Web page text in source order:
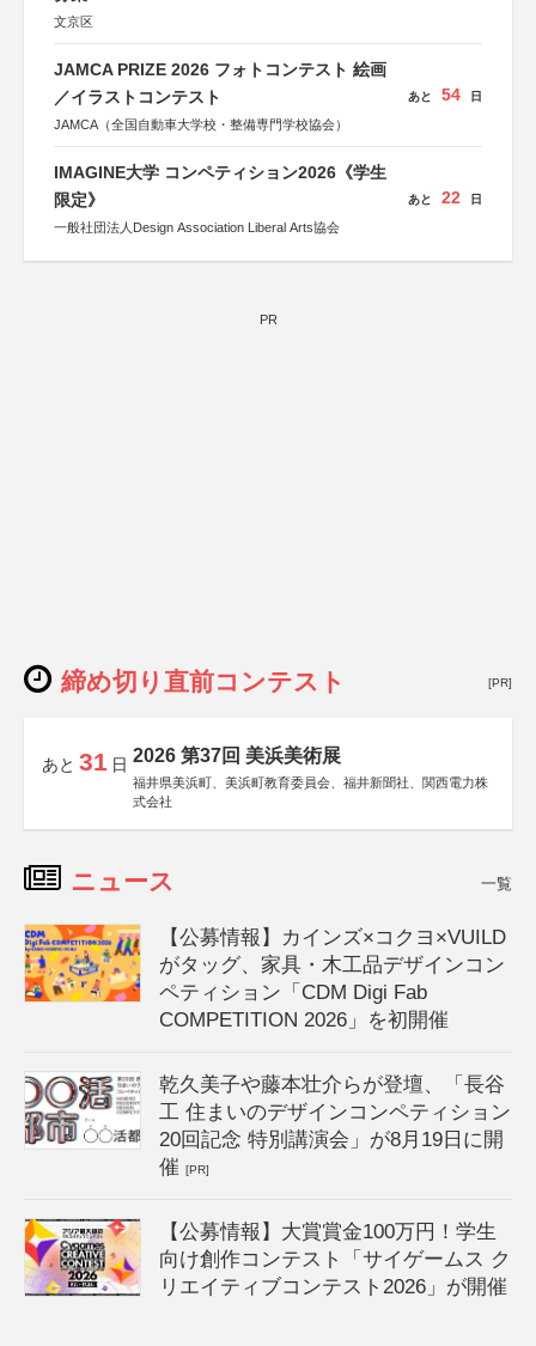
文京区
JAMCA PRIZE 2026 フォトコンテスト 絵画
／イラストコンテスト
JAMCA（全国自動車大学校・整備専門学校協会）
あと 54 日
IMAGINE大学 コンペティション2026《学生
限定》
一般社団法人Design Association Liberal Arts協会
あと 22 日
PR
締め切り直前コンテスト [PR]
あと 31 日 2026 第37回 美浜美術展
福井県美浜町、美浜町教育委員会、福井新聞社、関西電力株
式会社
ニュース 一覧
【公募情報】カインズ×コクヨ×VUILD
がタッグ、家具・木工品デザインコン
ペティション「CDM Digi Fab
COMPETITION 2026」を初開催
乾久美子や藤本壮介らが登壇、「長谷
工 住まいのデザインコンペティション
20回記念 特別講演会」が8月19日に開
催[PR]
【公募情報】大賞賞金100万円！学生
向け創作コンテスト「サイゲームス ク
リエイティブコンテスト2026」が開催